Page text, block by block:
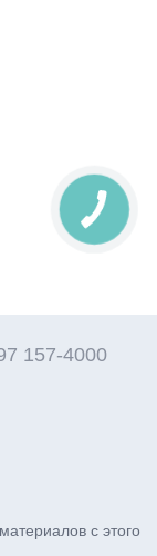
157-4000
с этого